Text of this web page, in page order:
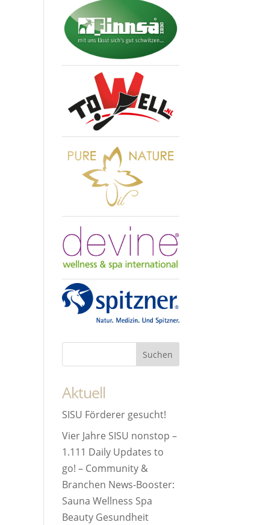
Aktuell
SISU Förderer gesucht!
Vier Jahre SISU nonstop –
1.111 Daily Updates to
go! – Community &
Branchen News-Booster:
Sauna Wellness Spa
Beauty Gesundheit